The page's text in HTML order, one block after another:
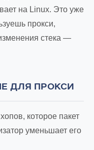
на Linux. Это уже
прокси,
стека —
ДЛЯ ПРОКСИ
которое пакет
уменьшает его